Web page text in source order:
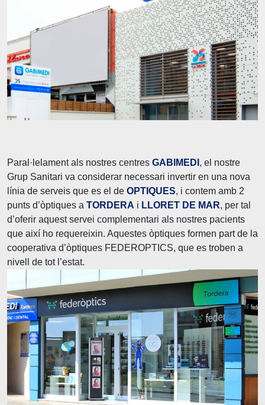
Paral·lelament als nostres centres GABIMEDI , el nostre
Grup Sanitari va considerar necessari invertir en una nova
línia de serveis que es el de OPTIQUES, i contem amb 2
punts d’òptiques a TORDERA i LLORET DE MAR, per tal
d’oferir aquest servei complementari als nostres pacients
que així ho requereixin. Aquestes òptiques formen part de la
cooperativa d’òptiques FEDEROPTICS, que es troben a
nivell de tot l’estat.